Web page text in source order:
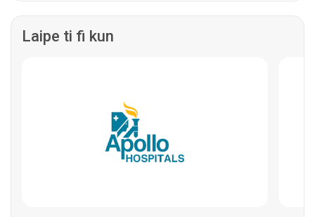
Laipe ti fi kun